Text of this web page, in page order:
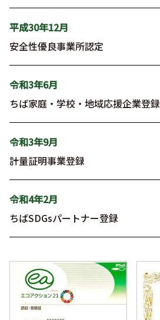
平成30年12月
安全性優良事業所認定
令和3年6月
ちば家庭・学校・地域応援企業登録
令和3年9月
計量証明事業登録
令和4年2月
ちばSDGsパートナー登録